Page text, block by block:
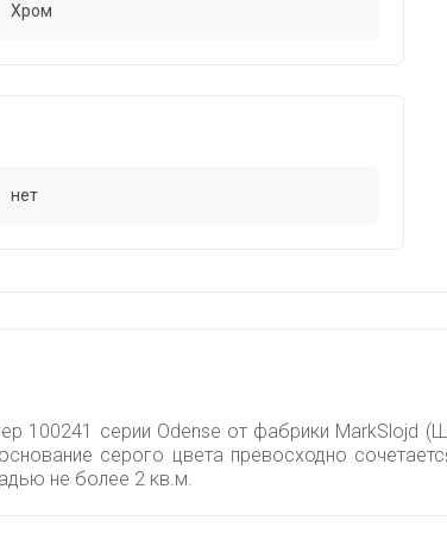
Хром
нет
100241 серии Odense от фабрики MarkSlojd
серого цвета превосходно
не более 2 кв.м.